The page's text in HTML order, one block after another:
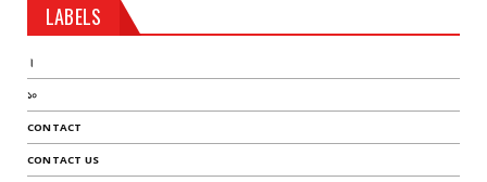
LABELS
।
১০
CONTACT
CONTACT US